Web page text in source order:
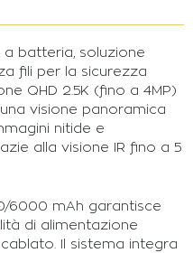
batteria, soluzione
fili per la sicurezza
QHD 2.5K (fino a 4MP)
visione panoramica
nitide e
alla visione IR fino a 5
6000 mAh garantisce
di alimentazione
Il sistema integra